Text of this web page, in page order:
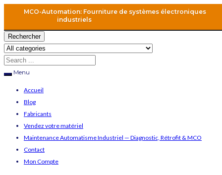
MCO-Automation: Fourniture de systèmes électroniques
industriels
Rechercher
Menu
Accueil
Blog
Fabricants
Vendez votre matériel
Maintenance Automatisme Industriel — Diagnostic, Rétrofit & MCO
Contact
Mon Compte